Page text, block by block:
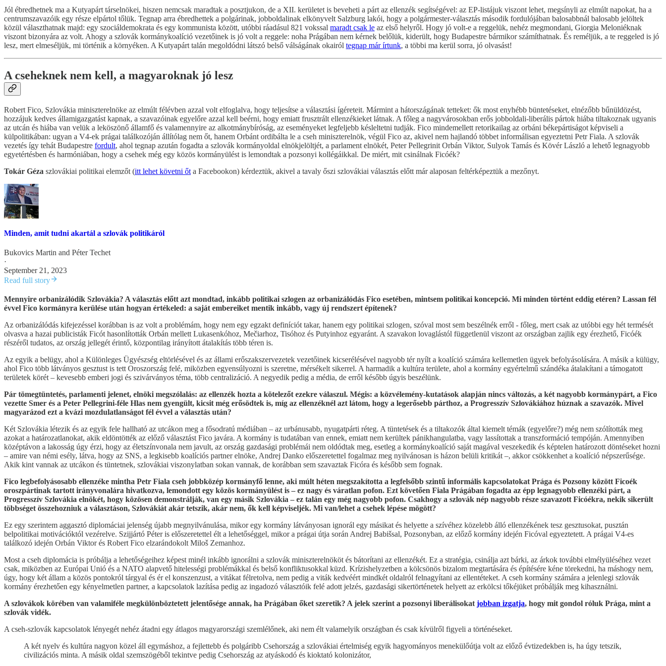
Jól ébredhetnek ma a Kutyapárt társelnökei, hiszen nemcsak maradtak a posztjukon, de a XII. kerületet is beveheti a párt az ellenzék segítségével: az EP-listájuk viszont lehet, megsínyli az elmúlt napokat, ha a
centrumszavazóik egy része elpártol tőlük. Tegnap arra ébredhettek a polgárinak, jobboldalinak elkönyvelt Salzburg lakói, hogy a polgármester-választás második fordulójában balosabbnál balosabb jelöltek
közül választhatnak majd: egy szociáldemokrata és egy kommunista között, utóbbi ráadásul 821 vokssal maradt csak le az első helyről. Hogy jó volt-e a reggelük, nehéz megmondani, Giorgia Meloniéknak
viszont bizonyára az volt. Ahogy a szlovák kormánykoalíció vezetőinek is jó volt a reggele: noha Prágában nem kérnek belőlük, kiderült, hogy Budapestre bármikor számíthatnak. És reméljük, a te reggeled is jó
lesz, mert elmeséljük, mi történik a környéken. A Kutyapárt talán megoldódni látszó belső válságának okairól tegnap már írtunk, a többi ma kerül sorra, jó olvasást!
A cseheknek nem kell, a magyaroknak jó lesz
Robert Fico, Szlovákia miniszterelnöke az elmúlt félévben azzal volt elfoglalva, hogy teljesítse a választási ígéreteit. Mármint a hátországának tetteket: ők most enyhébb büntetéseket, elnézőbb bűnüldözést,
hozzájuk kedves államigazgatást kapnak, a szavazóinak egyelőre azzal kell beérni, hogy emiatt frusztrált ellenzékieket látnak. A főleg a nagyvárosokban erős jobboldali-liberális pártok hiába tiltakoznak ugyanis
az utcán és hiába van velük a leköszönő államfő és valamennyire az alkotmánybíróság, az eseményeket legfeljebb késleltetni tudják. Fico mindemellett retorikailag az orbáni békepártiságot képviseli a
külpolitikában: ugyan a V4-ek prágai találkozóján állítólag nem őt, hanem Orbánt ordibálta le a cseh miniszterelnök, végül Fico az, akivel nem hajlandó többet informálisan egyeztetni Petr Fiala. A szlovák
vezetés így tehát Budapestre fordult, ahol tegnap azután fogadta a szlovák kormányoldal elnökjelöltjét, a parlament elnökét, Peter Pellegrinit Orbán Viktor, Sulyok Tamás és Kövér László a lehető legnagyobb
egyetértésben és harmóniában, hogy a csehek még egy közös kormányülést is lemondtak a pozsonyi kollégáikkal. De miért, mit csinálnak Ficóék?
Tokár Géza szlovákiai politikai elemzőt (itt lehet követni őt a Facebookon) kérdeztük, akivel a tavaly őszi szlovákiai választás előtt már alaposan feltérképeztük a mezőnyt.
Minden, amit tudni akartál a szlovák politikáról
Bukovics Martin and Péter Techet
·
September 21, 2023
Read full story
Mennyire orbanizálódik Szlovákia? A választás előtt azt mondtad, inkább politikai szlogen az orbanizálódás Fico esetében, mintsem politikai koncepció. Mi minden történt eddig etéren? Lassan fél
évvel Fico kormányra kerülése után hogyan értékeled: a saját embereiket mentik inkább, vagy új rendszert építenek?
Az orbanizálódás kifejezéssel korábban is az volt a problémám, hogy nem egy egzakt definíciót takar, hanem egy politikai szlogen, szóval most sem beszélnék erről - főleg, mert csak az utóbbi egy hét termését
olvasva a hazai publicisták Ficót hasonlították Orbán mellett Lukasenkóhoz, Mečiarhoz, Tisóhoz és Putyinhoz egyaránt. A szavakon lovaglástól függetlenül viszont az országban zajlik egy érezhető, Ficóék
részéről tudatos, az ország jellegét érintő, központilag irányított átalakítás több téren is.
Az egyik a belügy, ahol a Különleges Ügyészség eltörlésével és az állami erőszakszervezetek vezetőinek kicserélésével nagyobb tér nyílt a koalíció számára kellemetlen ügyek befolyásolására. A másik a külügy,
ahol Fico több látványos gesztust is tett Oroszország felé, miközben egyensúlyozni is szeretne, mérsékelt sikerrel. A harmadik a kultúra területe, ahol a kormány egyértelmű szándéka átalakítani a támogatott
területek körét – kevesebb emberi jogi és szivárványos téma, több centralizáció. A negyedik pedig a média, de erről később úgyis beszélünk.
Pár tömegtüntetés, parlamenti jelenet, elnöki megszólalás: az ellenzék hozta a kötelezőt ezekre válaszul. Mégis: a közvélemény-kutatások alapján nincs változás, a két nagyobb kormánypárt, a Fico
vezette Smer és a Peter Pellegrini-féle Hlas nem gyengült, kicsit még erősödtek is, míg az ellenzéknél azt látom, hogy a legerősebb párthoz, a Progresszív Szlovákiához húznak a szavazók. Mivel
magyarázod ezt a kvázi mozdulatlanságot fél évvel a választás után?
Két Szlovákia létezik és az egyik fele hallható az utcákon meg a fősodratú médiában – az urbánusabb, nyugatpárti réteg. A tüntetések és a tiltakozók által kiemelt témák (egyelőre?) még nem szólították meg
azokat a határozatlanokat, akik eldöntötték az előző választást Fico javára. A kormány is tudatában van ennek, emiatt nem kerültek pánikhangulatba, vagy lassítottak a transzformáció tempóján. Amennyiben
középtávon a lakosság úgy érzi, hogy az életszínvonala nem javult, az ország gazdasági problémái nem oldódtak meg, esetleg a kormánykoalíció saját magával veszekedik és képtelen határozott döntéseket hozni
– amire van némi esély, látva, hogy az SNS, a legkisebb koalíciós partner elnöke, Andrej Danko előszeretettel fogalmaz meg nyilvánosan is házon belüli kritikát –, akkor csökkenhet a koalíció népszerűsége.
Akik kint vannak az utcákon és tüntetnek, szlovákiai viszonylatban sokan vannak, de korábban sem szavaztak Ficóra és később sem fognak.
Fico legbefolyásosabb ellenzéke mintha Petr Fiala cseh jobbközép kormányfő lenne, aki múlt héten megszakította a legfelsőbb szintű informális kapcsolatokat Prága és Pozsony között Ficoék
oroszpártinak tartott irányvonalára hivatkozva, lemondott egy közös kormányülést is – ez nagy és váratlan pofon. Ezt követően Fiala Prágában fogadta az épp legnagyobb ellenzéki párt, a
Progresszív Szlovákia elnökét, hogy közösen demonstrálják, van egy másik Szlovákia – ez talán egy még nagyobb pofon. Csakhogy a szlovák nép nagyobb része szavazott Ficóékra, nekik sikerült
többséget összehozniuk a választáson, Szlovákiát akár tetszik, akár nem, ők kell képviseljék. Mi van/lehet a csehek lépése mögött?
Ez egy szerintem aggasztó diplomáciai jelenség újabb megnyilvánulása, mikor egy kormány látványosan ignorál egy másikat és helyette a szívéhez közelebb álló ellenzékének tesz gesztusokat, pusztán
belpolitikai motivációktól vezérelve. Szijjártó Péter is előszeretettel élt a lehetőséggel, mikor a prágai útja során Andrej Babišsal, Pozsonyban, az előző kormány idején Ficóval egyeztetett. A prágai V4-es
találkozó idején Orbán Viktor és Robert Fico elzarándokolt Miloš Zemanhoz.
Most a cseh diplomácia is próbálja a lehetőségeihez képest minél inkább ignorálni a szlovák miniszterelnököt és bátorítani az ellenzékét. Ez a stratégia, csinálja azt bárki, az árkok további elmélyüléséhez vezet
csak, miközben az Európai Unió és a NATO alapvető hitelességi problémákkal és belső konfliktusokkal küzd. Krízishelyzetben a kölcsönös bizalom megtartására és építésére kéne törekedni, ha máshogy nem,
úgy, hogy két állam a közös pontokról tárgyal és ér el konszenzust, a vitákat félretolva, nem pedig a viták kedvéért mindkét oldalról felnagyítani az ellentéteket. A cseh kormány számára a jelenlegi szlovák
kormány érezhetően egy kényelmetlen partner, a kapcsolatok lazítása pedig az ingadozó választóik felé adott jelzés, gazdasági sikertörténetek helyett az erkölcsi tőkéjüket próbálják meg kihasználni.
A szlovákok körében van valamiféle megkülönböztetett jelentősége annak, ha Prágában őket szeretik? A jelek szerint a pozsonyi liberálisokat jobban izgatja, hogy mit gondol róluk Prága, mint a
szlovák vidék.
A cseh-szlovák kapcsolatok lényegét nehéz átadni egy átlagos magyarországi szemlélőnek, aki nem élt valamelyik országban és csak kívülről figyeli a történéseket.
A két nyelv és kultúra nagyon közel áll egymáshoz, a fejlettebb és polgáribb Csehország a szlovákiai értelmiség egyik hagyományos menekülőútja volt az előző évtizedekben is, ha úgy tetszik,
civilizációs minta. A másik oldal szemszögéből tekintve pedig Csehország az atyáskodó és kioktató kolonizátor,